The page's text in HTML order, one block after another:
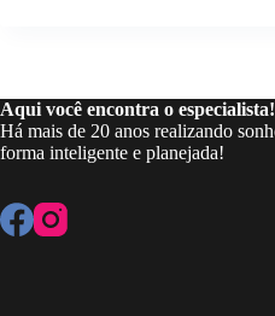
Aqui você encontra o especialista!
Há mais de 20 anos realizando
forma inteligente e planejada!